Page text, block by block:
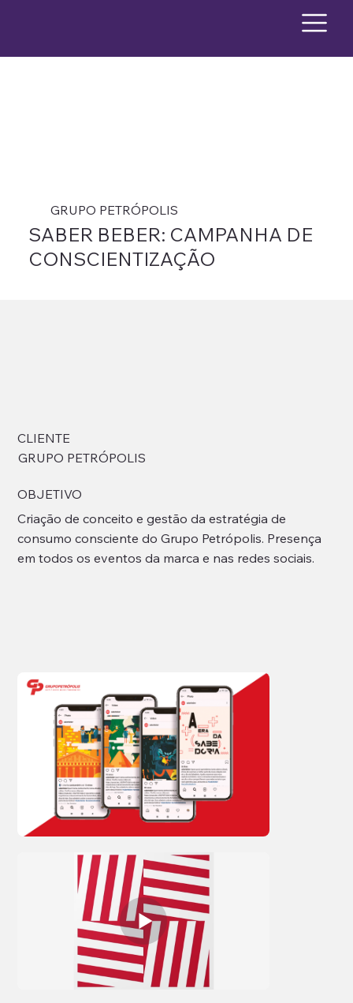
GRUPO PETRÓPOLIS
SABER BEBER: CAMPANHA DE
CONSCIENTIZAÇÃO
CLIENTE
GRUPO PETRÓPOLIS
OBJETIVO
Criação de conceito e gestão da estratégia de
consumo consciente do Grupo Petrópolis. Presença
em todos os eventos da marca e nas redes sociais.​